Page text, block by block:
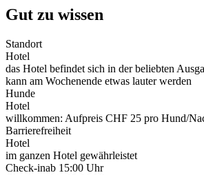
Gut zu wissen
Standort
Hotel
das Hotel befindet sich in der beliebten
kann am Wochenende etwas lauter werden
Hunde
Hotel
willkommen: Aufpreis CHF 25 pro Hund/
Barrierefreiheit
Hotel
im ganzen Hotel gewährleistet
Check-inab 15:00 Uhr